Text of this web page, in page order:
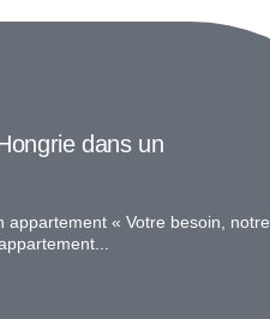
dans un
appartement « Votre besoin, notre